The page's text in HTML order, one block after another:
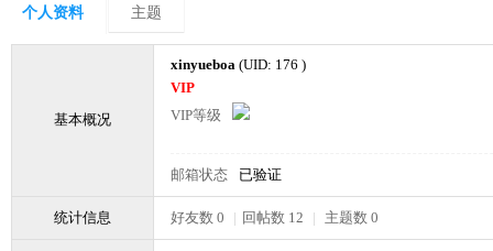
个人资料 主题
基本概况
xinyueboa (UID: 176 )
VIP
VIP等级
邮箱状态 已验证
统计信息 好友数 0 | 回帖数 12 | 主题数 0